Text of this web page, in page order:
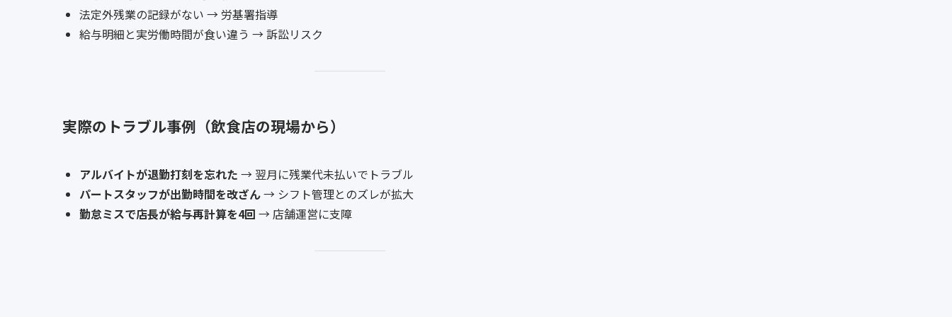
法定外残業の記録がない → 労基署指導
給与明細と実労働時間が食い違う → 訴訟リスク
実際のトラブル事例（飲食店の現場から）
アルバイトが退勤打刻を忘れた → 翌月に残業代未払いでトラブル
パートスタッフが出勤時間を改ざん→ シフト管理とのズレが拡大
勤怠ミスで店長が給与再計算を4回 → 店舗運営に支障